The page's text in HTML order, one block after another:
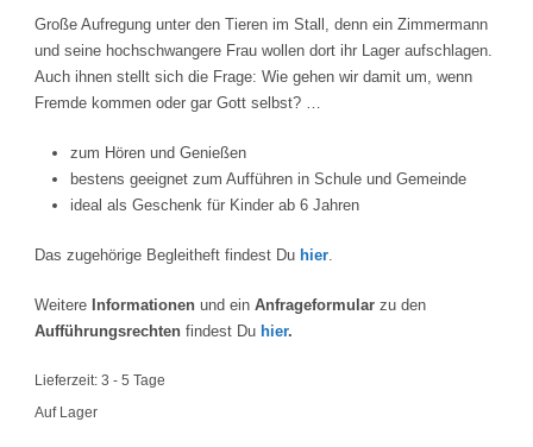
Große Aufregung unter den Tieren im Stall, denn ein Zimmermann
und seine hochschwangere Frau wollen dort ihr Lager aufschlagen.
Auch ihnen stellt sich die Frage: Wie gehen wir damit um, wenn
Fremde kommen oder gar Gott selbst? …
zum Hören und Genießen
bestens geeignet zum Aufführen in Schule und Gemeinde
ideal als Geschenk für Kinder ab 6 Jahren
Das zugehörige Begleitheft findest Du hier.
Weitere Informationen und ein Anfrageformular zu den
Aufführungsrechten findest Du hier.
Lieferzeit: 3 - 5 Tage
Auf Lager